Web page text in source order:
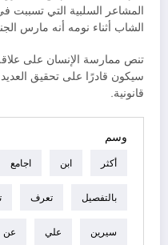
المشاعر السلبية التي تسببت
الشاب أثناء نومه أنه مارس
تنص ممارسة الإنسان على
سيكون قادرًا على تحقيق
قانونية.
وسم
أكثر ابن اجامع
بالتفصيل تعرف
سيرين علي عن